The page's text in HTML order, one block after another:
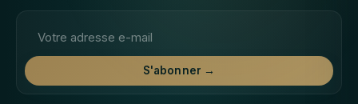
S'abonner →